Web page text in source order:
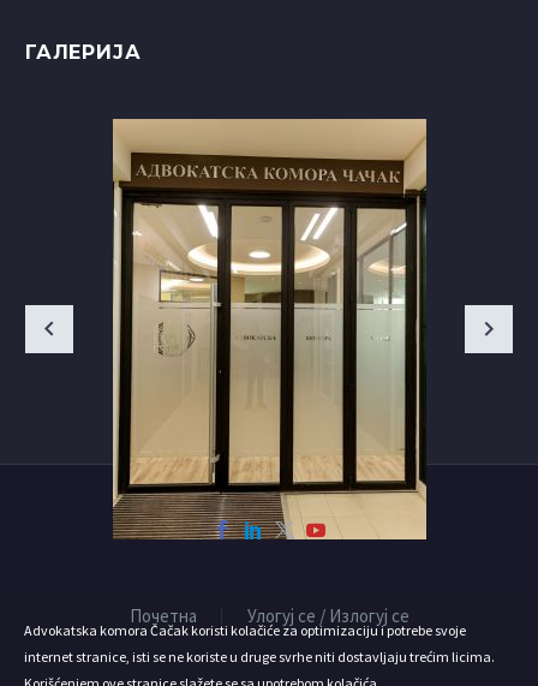
ГАЛЕРИЈА
Почетна Улогуј се / Излогуј се
Advokatska komora Čačak koristi kolačiće za optimizaciju i potrebe svoje
internet stranice, isti se ne koriste u druge svrhe niti dostavljaju trećim licima.